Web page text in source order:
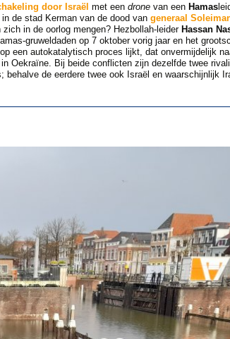
door Israël met een dronevan een Hamas
de stad Kerman van de dood van generaal
in de oorlog mengen? Hezbollah-leider Hassan
gruweldaden op 7 oktober vorig jaar en het
een autokatalytisch proces lijkt, dat onvermijdelijk
Oekraïne. Bij beide conflicten zijn dezelfde twee
de eerdere twee ook Israël en waarschijnlijk